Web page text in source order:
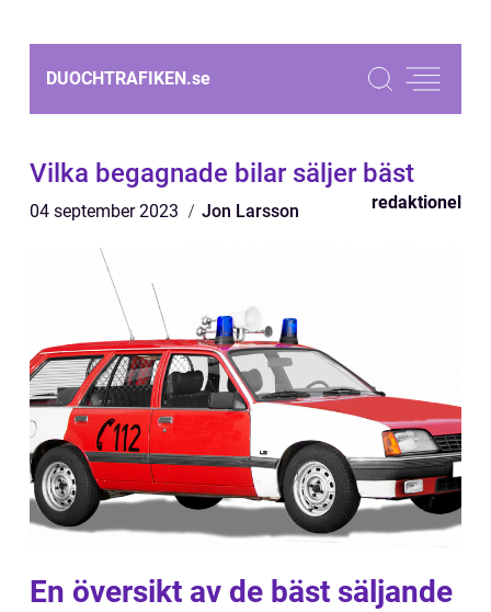
DUOCHTRAFIKEN.se
Vilka begagnade bilar säljer bäst
04 september 2023 Jon Larsson redaktionel
En översikt av de bäst säljande